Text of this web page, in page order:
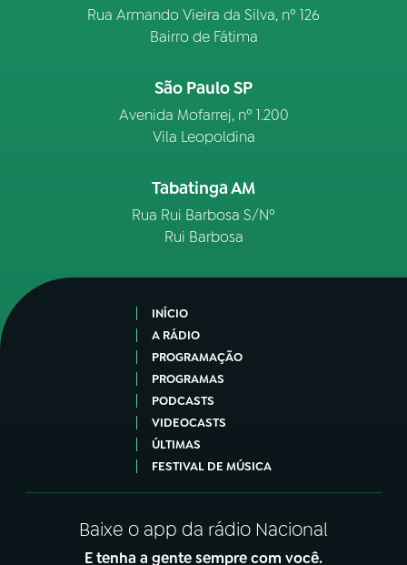
Rua Armando Vieira da Silva, nº 126
Bairro de Fátima
São Paulo SP
Avenida Mofarrej, nº 1.200
Vila Leopoldina
Tabatinga AM
Rua Rui Barbosa S/Nº
Rui Barbosa
INÍCIO
A RÁDIO
PROGRAMAÇÃO
PROGRAMAS
PODCASTS
VIDEOCASTS
ÚLTIMAS
FESTIVAL DE MÚSICA
Baixe o app da rádio Nacional
E tenha a gente sempre com você.